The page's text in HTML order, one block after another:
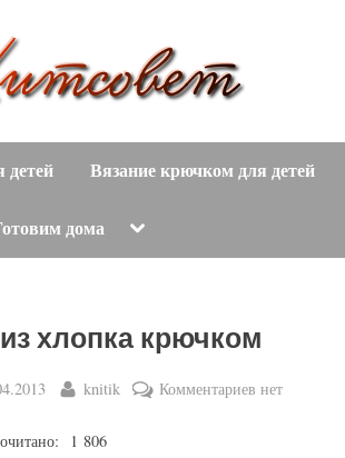
и
т
о
в
е
вязание
с
описанием
и
детей Вязание крючком для детей
дома Toggle
menu
хлопка крючком
By
knitik Комментариев кнет
1 806